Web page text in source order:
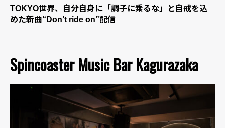
TOKYO世界、自分自身に「調子に乗るな」と自戒を込
めた新曲“Don’t ride on”配信
Spincoaster Music Bar Kagurazaka